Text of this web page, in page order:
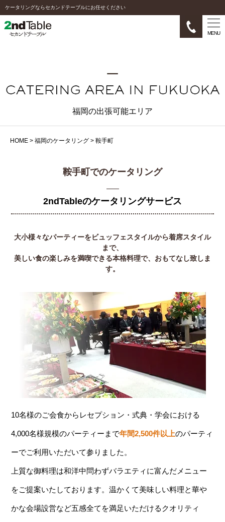
ケータリングならセカンドテーブルにお任せください
MENU
福岡の出張可能エリア
HOME > 福岡のケータリング > 鞍手町
鞍手町でのケータリング
2ndTableのケータリングサービス
大小様々なパーティーをビュッフェスタイルから着席スタイル
まで、
美しい食の楽しみを満喫できる本格料理で、おもてなし致しま
す。
10名様のご会食からレセプション・式典・学会における
4,000名様規模のパーティーまで年間2,500件以上のパーティ
ーでご利用いただいて参りました。
上質な御料理は和洋中問わずバラエティに富んだメニュー
をご提案いたしております。温かくて美味しい料理と華や
かな会場設営など五感全てを満足いただけるクオリティ